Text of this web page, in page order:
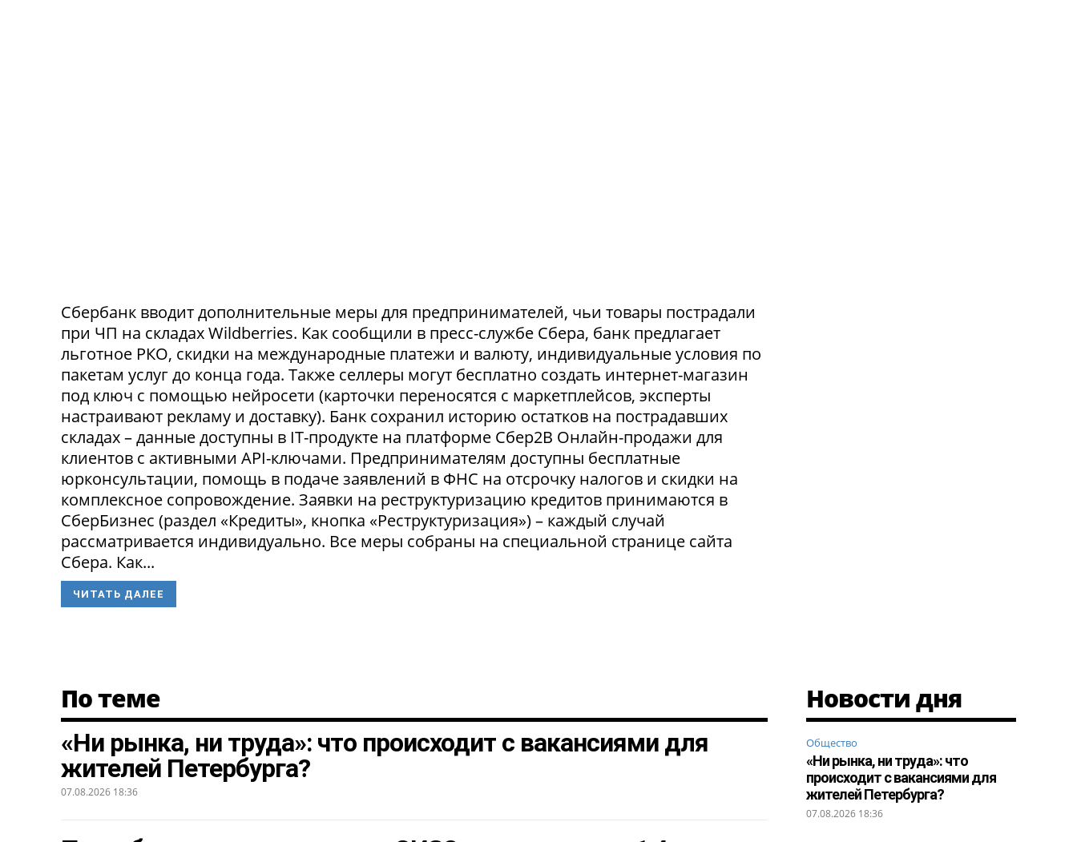
Сбербанк вводит дополнительные меры для предпринимателей, чьи товары пострадали
при ЧП на складах Wildberries. Как сообщили в пресс-службе Сбера, банк предлагает
льготное РКО, скидки на международные платежи и валюту, индивидуальные условия по
пакетам услуг до конца года. Также селлеры могут бесплатно создать интернет-магазин
под ключ с помощью нейросети (карточки переносятся с маркетплейсов, эксперты
настраивают рекламу и доставку). Банк сохранил историю остатков на пострадавших
складах – данные доступны в IT-продукте на платформе Сбер2В Онлайн-продажи для
клиентов с активными API-ключами. Предпринимателям доступны бесплатные
юрконсультации, помощь в подаче заявлений в ФНС на отсрочку налогов и скидки на
комплексное сопровождение. Заявки на реструктуризацию кредитов принимаются в
СберБизнес (раздел «Кредиты», кнопка «Реструктуризация») – каждый случай
рассматривается индивидуально. Все меры собраны на специальной странице сайта
Сбера. Как...
ЧИТАТЬ ДАЛЕЕ
Новости дня
Общество
«Ни рынка, ни труда»: что
происходит с вакансиями для
жителей Петербурга?
07.08.2026 18:36
По теме
«Ни рынка, ни труда»: что происходит с вакансиями для
жителей Петербурга?
07.08.2026 18:36